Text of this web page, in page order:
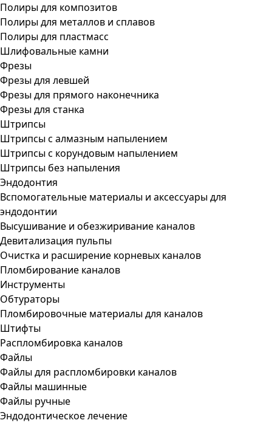
Полиры для композитов
Полиры для металлов и сплавов
Полиры для пластмасс
Шлифовальные камни
Фрезы
Фрезы для левшей
Фрезы для прямого наконечника
Фрезы для станка
Штрипсы
Штрипсы c алмазным напылением
Штрипсы c корундовым напылением
Штрипсы без напыления
Эндодонтия
Вспомогательные материалы и аксессуары для
эндодонтии
Высушивание и обезжиривание каналов
Девитализация пульпы
Очистка и расширение корневых каналов
Пломбирование каналов
Инструменты
Обтураторы
Пломбировочные материалы для каналов
Штифты
Распломбировка каналов
Файлы
Файлы для распломбировки каналов
Файлы машинные
Файлы ручные
Эндодонтическое лечение